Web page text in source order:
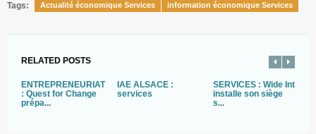
Tags: Actualité économique Services information économique Services
RELATED POSTS
ENTREPRENEURIAT
: Quest for Change
prépa...
IAE ALSACE :
services
SERVICES : Wide Int
installe son siège
s...